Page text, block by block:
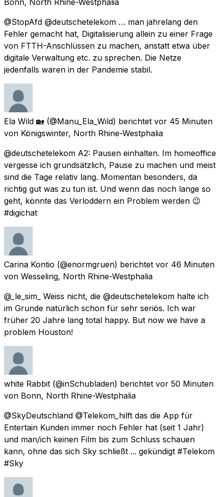
@StopAfd @deutschetelekom … man jahrelang den
Fehler gemacht hat, Digitalisierung allein zu einer Frage
von FTTH-Anschlüssen zu machen, anstatt etwa über
digitale Verwaltung etc. zu sprechen. Die Netze
jedenfalls waren in der Pandemie stabil.
Ela Wild 🏡 (@Manu_Ela_Wild) berichtet vor 45 Minuten
von Königswinter, North Rhine-Westphalia
@deutschetelekom A2: Pausen einhalten. Im homeoffice
vergesse ich grundsätzlich, Pause zu machen und meist
sind die Tage relativ lang. Momentan besonders, da
richtig gut was zu tun ist. Und wenn das noch lange so
geht, könnte das Verloddern ein Problem werden 😉
#digichat
Carina Kontio (@enormgruen) berichtet vor 46 Minuten
von Wesseling, North Rhine-Westphalia
@_le_sim_ Weiss nicht, die @deutschetelekom halte ich
im Grunde natürlich schon für sehr seriös. Ich war
früher 20 Jahre lang total happy. But now we have a
problem Houston!
white Rabbit (@inSchubladen) berichtet vor 50 Minuten
von Bonn, North Rhine-Westphalia
@SkyDeutschland @Telekom_hilft das die App für
Entertain Kunden immer noch Fehler hat (seit 1 Jahr)
und man/ich keinen Film bis zum Schluss schauen
kann, ohne das sich Sky schließt ... gekündigt #Telekom
#Sky